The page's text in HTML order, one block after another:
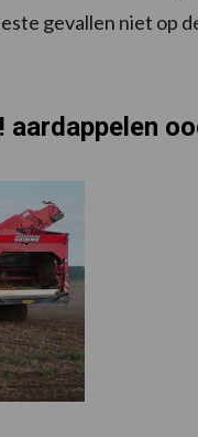
gevallen niet op